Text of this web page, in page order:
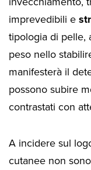
imprevedibili e
tipologia di pelle,
peso nello
manifesterà il
possono subire
contrastati con
A incidere sul
cutanee non